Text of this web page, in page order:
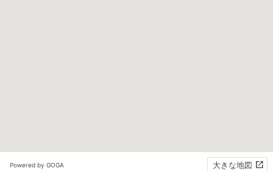
Powered by GOGA 大きな地図